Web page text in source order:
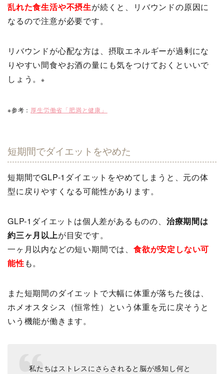
乱れた食生活や不摂生が続くと、リバウンドの原因に
なるので注意が必要です。
リバウンドが心配な方は、摂取エネルギーが過剰にな
りやすい間食やお酒の量にも気をつけておくといいで
しょう。※
※参考： 厚生労働省「肥満と健康」
短期間でダイエットをやめた
短期間でGLP-1ダイエットをやめてしまうと、元の体
型に戻りやすくなる可能性があります。
GLP-1ダイエットは個人差があるものの、 治療期間は
約三ヶ月以上が目安です。
一ヶ月以内などの短い期間では、 食欲が安定しない可
能性も。
また短期間のダイエットで大幅に体重が落ちた後は、
ホメオスタシス（恒常性）という体重を元に戻そうと
いう機能が働きます。
私たちはストレスにさらされると脳が感知し何と